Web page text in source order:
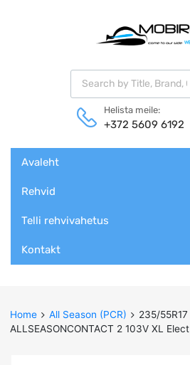
Products search
Helista meile:
+372 5609 6192
content
Avaleht
Rehvid
Telli rehvivahetus
Kontakt
Home All Season (PCR)
235/55R17
ALLSEASONCONTACT 2 103V XL